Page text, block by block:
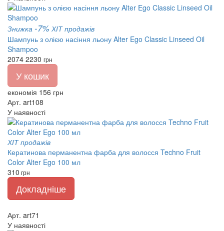
Знижка -7% ХІТ продажів
Шампунь з олією насіння льону Alter Ego Classic Linseed Oil
Shampoo
2074 2230 грн
У кошик
економія 156 грн
Арт. art108
У наявності
ХІТ продажів
Кератинова перманентна фарба для волосся Techno Fruit
Color Alter Ego 100 мл
310 грн
Докладніше
Арт. art71
У наявності